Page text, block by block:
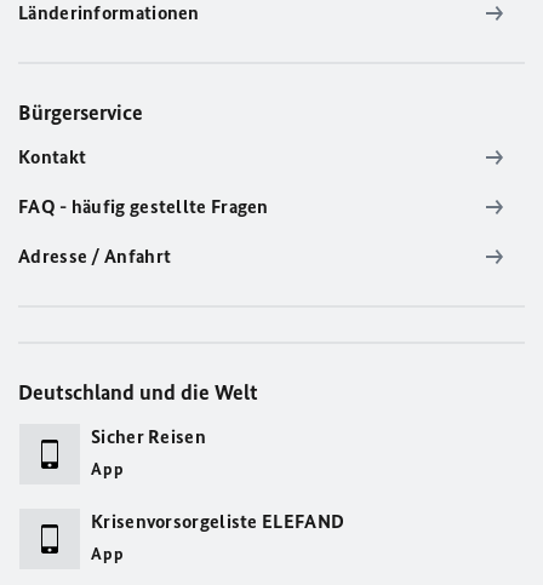
Länderinformationen
Bürgerservice
Kontakt
FAQ - häufig gestellte Fragen
Adresse / Anfahrt
Deutschland und die Welt
Sicher Reisen
App
Krisenvorsorgeliste ELEFAND
App